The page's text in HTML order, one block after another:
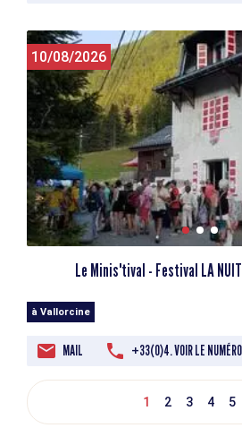
10/08/2026
Le Minis'tival - Festival LA NUIT
à Vallorcine
MAIL +33(0)4. VOIR LE NUMÉRO
1 2 3 4 5